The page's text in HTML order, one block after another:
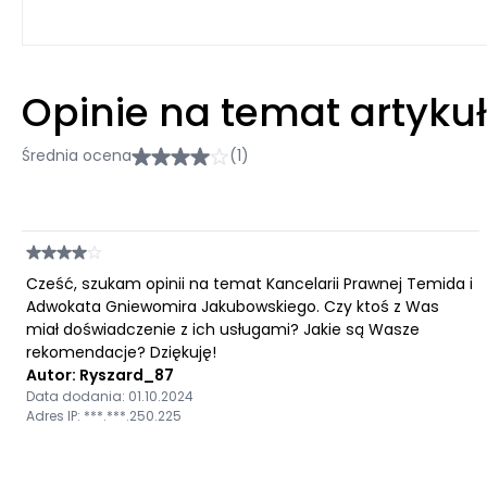
Opinie na temat
Średnia ocena (1)
Cześć, szukam opinii na temat Kancelarii Prawnej Temida i
Adwokata Gniewomira Jakubowskiego. Czy ktoś z Was
miał doświadczenie z ich usługami? Jakie są Wasze
rekomendacje? Dziękuję!
Autor: Ryszard_87
Data dodania: 01.10.2024
Adres IP: ***.***.250.225